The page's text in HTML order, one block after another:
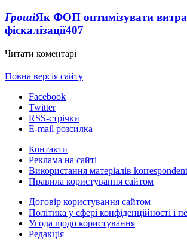
ГрошіЯк ФОП оптимізувати
фіскалізації407
Читати коментарі
Повна версія сайту
Facebook
Twitter
RSS-стрічки
E-mail розсилка
Контакти
Реклама на сайті
Використання матеріалів
Правила користування сайтом
Договір користування сайтом
Політика у сфері конфіденційності і
Угода щодо користування
Редакція